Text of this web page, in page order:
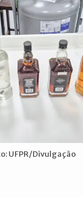
UFPR/Divulgação